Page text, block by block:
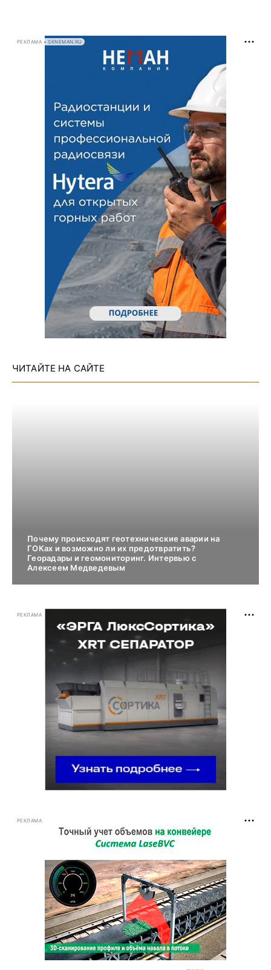
РЕКЛАМА • SKNEMAN.RU
ЧИТАЙТЕ НА САЙТЕ
Почему происходят геотехнические аварии на
ГОКах и возможно ли их предотвратить?
Георадары и геомониторинг. Интервью с
Алексеем Медведевым
РЕКЛАМА
РЕКЛАМА